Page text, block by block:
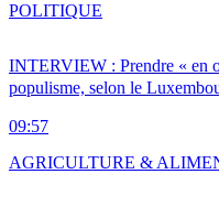
INTERVIEW : Prendre « en
populisme, selon le
09:57
POLITIQUE
AGRICULTURE &